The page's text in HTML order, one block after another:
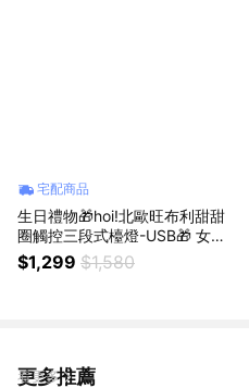
宅配商品
生日禮物🎁hoi!北歐旺布利甜甜
圈觸控三段式檯燈-USB🎁 女友
禮物
$1,299 $1,580
更多推薦
看更多